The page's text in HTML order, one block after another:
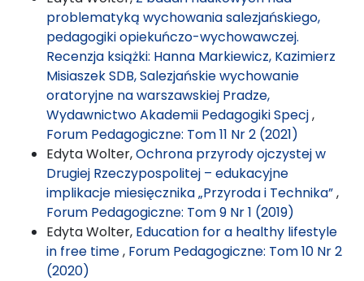
problematyką wychowania salezjańskiego,
pedagogiki opiekuńczo-wychowawczej.
Recenzja książki: Hanna Markiewicz, Kazimierz
Misiaszek SDB, Salezjańskie wychowanie
oratoryjne na warszawskiej Pradze,
Wydawnictwo Akademii Pedagogiki Specj,
Forum Pedagogiczne: Tom 11 Nr 2 (2021)
Edyta Wolter,Ochrona przyrody ojczystej w
Drugiej Rzeczypospolitej – edukacyjne
implikacje miesięcznika „Przyroda i Technika”,
Forum Pedagogiczne: Tom 9 Nr 1 (2019)
Edyta Wolter, Education for a healthy lifestyle
in free time, Forum Pedagogiczne: Tom 10 Nr 2
(2020)